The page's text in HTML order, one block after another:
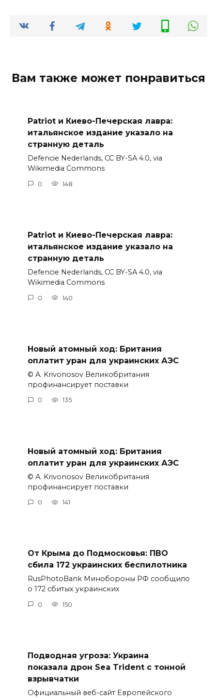
Вам также может понравиться
Patriot и Киево-Печерская лавра:
итальянское издание указало на
странную деталь
Defencie Nederlands, CC BY-SA 4.0, via
Wikimedia Commons
0 148
Patriot и Киево-Печерская лавра:
итальянское издание указало на
странную деталь
Defencie Nederlands, CC BY-SA 4.0, via
Wikimedia Commons
0 140
Новый атомный ход: Британия
оплатит уран для украинских АЭС
© A. Krivonosov Великобритания
профинансирует поставки
0 135
Новый атомный ход: Британия
оплатит уран для украинских АЭС
© A. Krivonosov Великобритания
профинансирует поставки
0 141
От Крыма до Подмосковья: ПВО
сбила 172 украинских беспилотника
RusPhotoBank Минобороны РФ сообщило
о 172 сбитых украинских
0 150
Подводная угроза: Украина
показала дрон Sea Trident с тонной
взрывчатки
Официальный веб-сайт Европейского